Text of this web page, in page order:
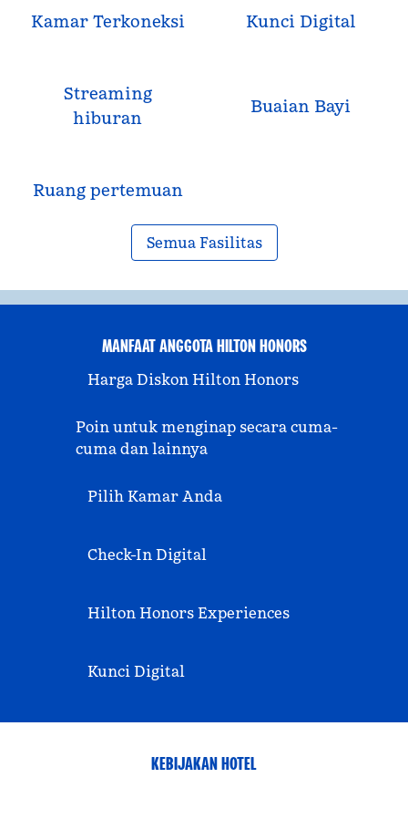
Kamar Terkoneksi Kunci Digital
Streaming
hiburan
Buaian Bayi
Ruang pertemuan
Semua Fasilitas
MANFAAT ANGGOTA HILTON HONORS
Harga Diskon Hilton Honors
Poin untuk menginap secara cuma-
cuma dan lainnya
Pilih Kamar Anda
Check-In Digital
Hilton Honors Experiences
Kunci Digital
KEBIJAKAN HOTEL